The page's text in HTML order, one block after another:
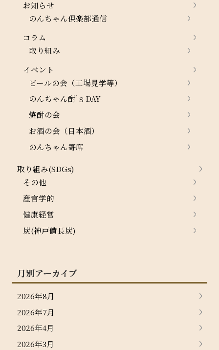
お知らせ
のんちゃん倶楽部通信
コラム
取り組み
イベント
ビールの会（工場見学等）
のんちゃん酎’ｓDAY
焼酎の会
お酒の会（日本酒）
のんちゃん寄席
取り組み(SDGs)
その他
産官学的
健康経営
炭(神戸備長炭)
月別アーカイブ
2026年8月
2026年7月
2026年4月
2026年3月